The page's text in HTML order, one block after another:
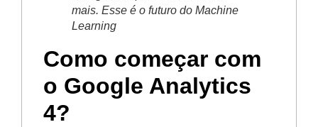
mais. Esse é o futuro do Machine
Learning
Como começar com
o Google Analytics
4?